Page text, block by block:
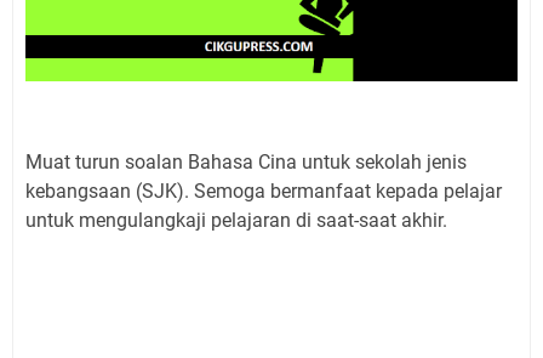
Muat turun soalan Bahasa Cina untuk sekolah jenis
kebangsaan (SJK). Semoga bermanfaat kepada pelajar
untuk mengulangkaji pelajaran di saat-saat akhir.